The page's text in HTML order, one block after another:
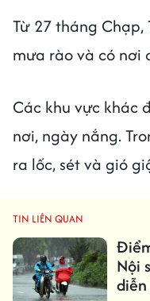
Từ 27 tháng Chạp,
mưa rào và có nơi
Các khu vực khác
nơi, ngày nắng.
ra lốc, sét và gió
TIN LIÊN QUAN
Nội